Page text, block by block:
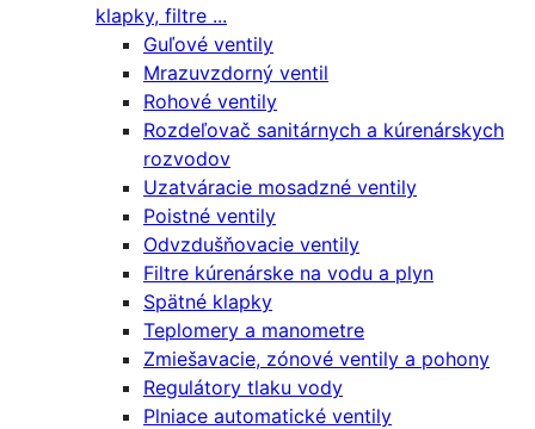
klapky, filtre ...
Guľové ventily
Mrazuvzdorný ventil
Rohové ventily
Rozdeľovač sanitárnych a kúrenárskych
rozvodov
Uzatváracie mosadzné ventily
Poistné ventily
Odvzdušňovacie ventily
Filtre kúrenárske na vodu a plyn
Spätné klapky
Teplomery a manometre
Zmiešavacie, zónové ventily a pohony
Regulátory tlaku vody
Plniace automatické ventily